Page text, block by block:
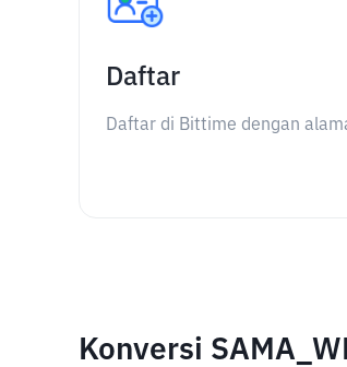
Daftar
Daftar di Bittime dengan
Konversi